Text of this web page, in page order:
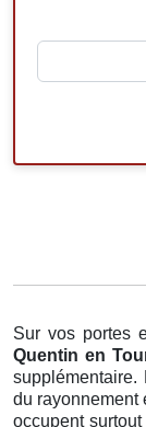
Sur vos portes
Quentin en
supplémentaire.
du rayonnement
occupent